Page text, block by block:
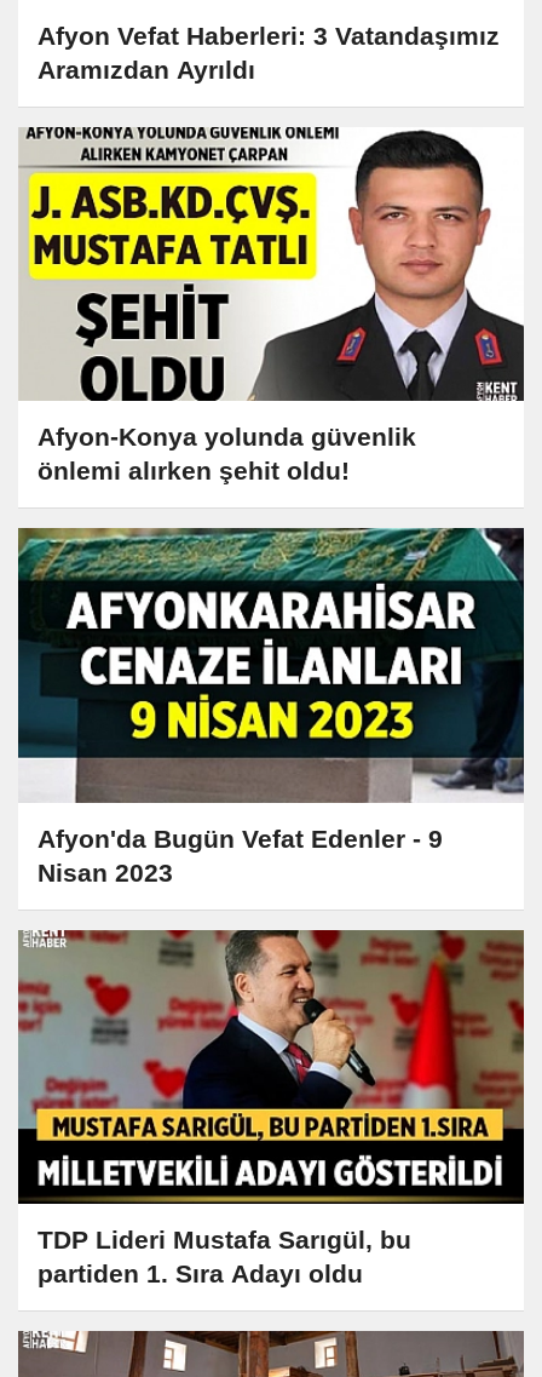
Afyon Vefat Haberleri: 3 Vatandaşımız
Aramızdan Ayrıldı
Afyon-Konya yolunda güvenlik
önlemi alırken şehit oldu!
Afyon'da Bugün Vefat Edenler - 9
Nisan 2023
TDP Lideri Mustafa Sarıgül, bu
partiden 1. Sıra Adayı oldu